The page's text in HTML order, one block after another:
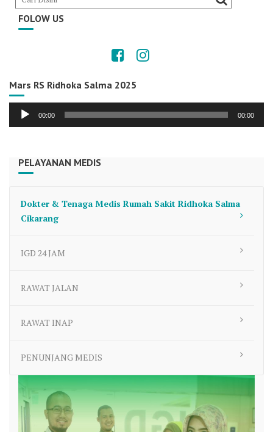
FOLOW US
Mars RS Ridhoka Salma 2025
Audio
00:00 00:00
PELAYANAN MEDIS
Dokter & Tenaga Medis Rumah Sakit Ridhoka Salma
Cikarang
IGD 24 JAM
RAWAT JALAN
RAWAT INAP
PENUNJANG MEDIS